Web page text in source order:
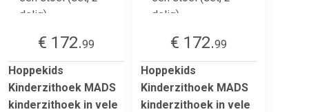
€ 172.99
Hoppekids
Kinderzithoek MADS
kinderzithoek in vele
€ 172.99
Hoppekids
Kinderzithoek MADS
kinderzithoek in vele